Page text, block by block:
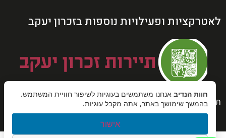
לאטרקציות ופעילויות נוספות בזכרון יעקב
תקנוןהמדיניות הביטולים
חוות הנדיב אנחנו משתמשים בעוגיות לשיפור חוויית המשתמש.
בהמשך שימושך באתר, אתה מקבל עוגיות.
אישור